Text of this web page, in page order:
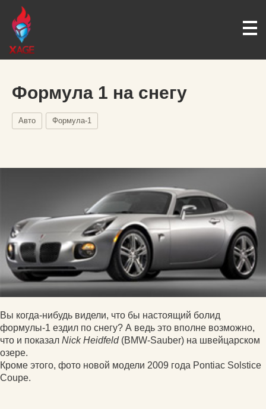
Формула 1 на снегу
Авто Формула-1
Вы когда-нибудь видели, что бы настоящий болид
формулы-1 ездил по снегу? А ведь это вполне возможно,
что и показал Nick Heidfeld(BMW-Sauber) на швейцарском
озере.
Кроме этого, фото новой модели 2009 года Pontiac Solstice
Coupe.